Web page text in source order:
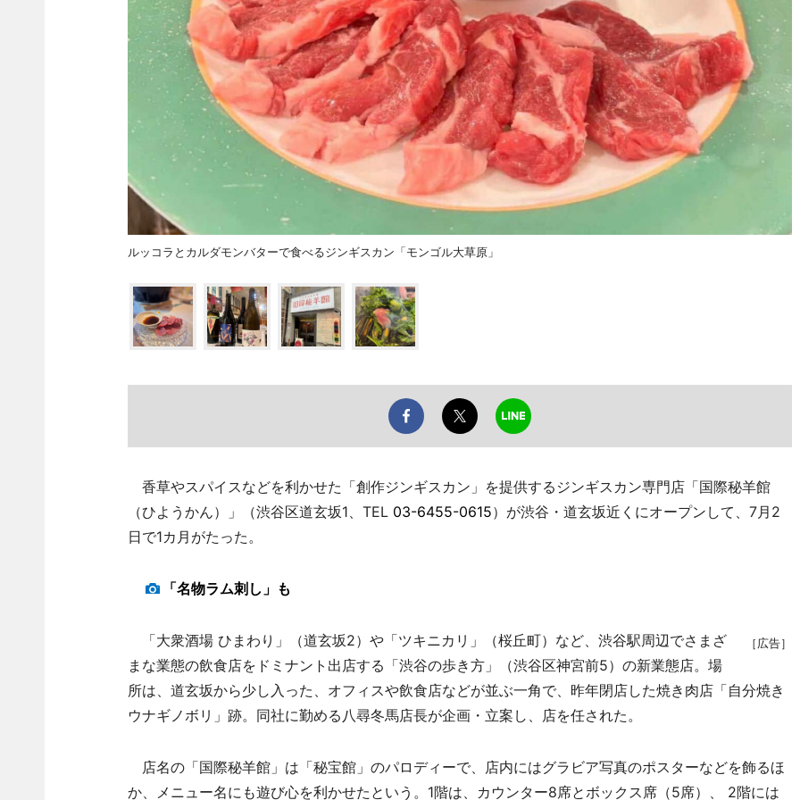
ルッコラとカルダモンバターで食べるジンギスカン「モンゴル大草原」
香草やスパイスなどを利かせた「創作ジンギスカン」を提供するジンギスカン専門店「国際秘羊館
（ひようかん）」（渋谷区道玄坂1、TEL 03-6455-0615）が渋谷・道玄坂近くにオープンして、7月2
日で1カ月がたった。
「名物ラム刺し」も
［広告］
「大衆酒場 ひまわり」（道玄坂2）や「ツキニカリ」（桜丘町）など、渋谷駅周辺でさまざ
まな業態の飲食店をドミナント出店する「渋谷の歩き方」（渋谷区神宮前5）の新業態店。場
所は、道玄坂から少し入った、オフィスや飲食店などが並ぶ一角で、昨年閉店した焼き肉店「自分焼き
ウナギノボリ」跡。同社に勤める八尋冬馬店長が企画・立案し、店を任された。
店名の「国際秘羊館」は「秘宝館」のパロディーで、店内にはグラビア写真のポスターなどを飾るほ
か、メニュー名にも遊び心を利かせたという。1階は、カウンター8席とボックス席（5席）、 2階には